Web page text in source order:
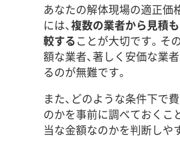
あなたの解体現場の適正価
には、複数の業者から見積
較することが大切です。そ
額な業者、著しく安価な業
るのが無難です。
また、どのような条件下で
のかを事前に調べておくこ
当な金額なのかを判断しや